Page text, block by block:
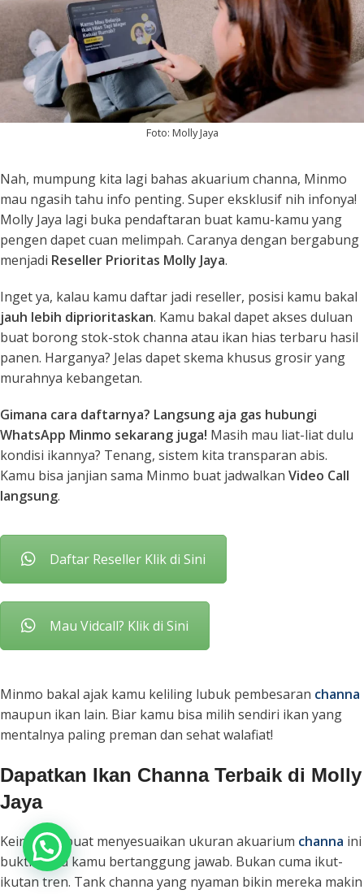
Foto: Molly Jaya
Nah, mumpung kita lagi bahas akuarium channa, Minmo
mau ngasih tahu info penting. Super eksklusif nih infonya!
Molly Jaya lagi buka pendaftaran buat kamu-kamu yang
pengen dapet cuan melimpah. Caranya dengan bergabung
menjadi Reseller Prioritas Molly Jaya.
Inget ya, kalau kamu daftar jadi reseller, posisi kamu bakal
jauh lebih diprioritaskan. Kamu bakal dapet akses duluan
buat borong stok-stok channa atau ikan hias terbaru hasil
panen. Harganya? Jelas dapet skema khusus grosir yang
murahnya kebangetan.
Gimana cara daftarnya? Langsung aja gas hubungi
WhatsApp Minmo sekarang juga! Masih mau liat-liat dulu
kondisi ikannya? Tenang, sistem kita transparan abis.
Kamu bisa janjian sama Minmo buat jadwalkan Video Call
langsung.
Daftar Reseller Klik di Sini
Mau Vidcall? Klik di Sini
Minmo bakal ajak kamu keliling lubuk pembesaran channa
maupun ikan lain. Biar kamu bisa milih sendiri ikan yang
mentalnya paling preman dan sehat walafiat!
Dapatkan Ikan Channa Terbaik di Molly
Jaya
Keinginan buat menyesuaikan ukuran akuarium channa ini
bukti kalau kamu bertanggung jawab. Bukan cuma ikut-
ikutan tren. Tank channa yang nyaman bikin mereka makin
Chat Admin